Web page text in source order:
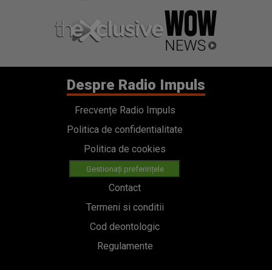
Despre Radio Impuls
Frecvențe Radio Impuls
Politica de confidentialitate
Politica de cookies
Gestionați preferințele
Contact
Termeni si conditii
Cod deontologic
Regulamente